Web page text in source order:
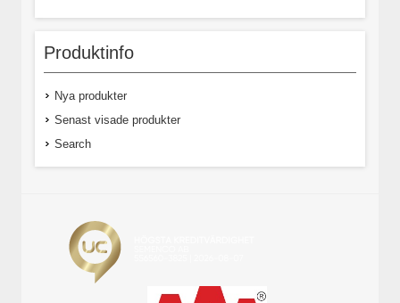
Produktinfo
Nya produkter
Senast visade produkter
Search